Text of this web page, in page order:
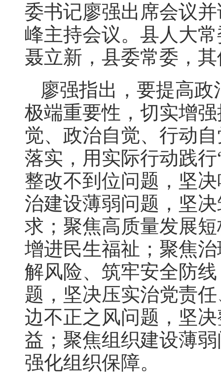
委书记廖强出席会议
峰主持会议。县人大
聂立新，县委常委，
廖强指出，要提高
极端重要性，切实增
觉、政治自觉、行动
落实，用实际行动践
整改不到位问题，坚
治建设薄弱问题，坚
求；聚焦高质量发展
增进民生福祉；聚焦
解风险、筑牢安全防
题，坚决压实治党责
边不正之风问题，坚
益；聚焦组织建设薄
强化组织保障。